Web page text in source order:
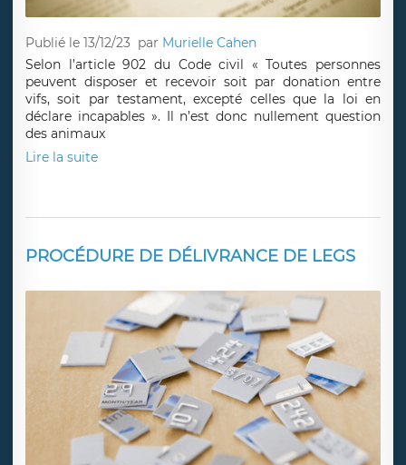
Publié le 13/12/23 par Murielle Cahen
Selon l’article 902 du Code civil « Toutes personnes
peuvent disposer et recevoir soit par donation entre
vifs, soit par testament, excepté celles que la loi en
déclare incapables ». Il n’est donc nullement question
des animaux
Lire la suite
PROCÉDURE DE DÉLIVRANCE DE LEGS